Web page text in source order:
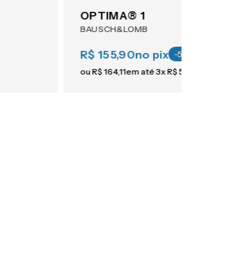
OPTIMA® 1
BAUSCH&LOMB
R$ 155,90no pix -5
ouR$164,11em até3xR$54